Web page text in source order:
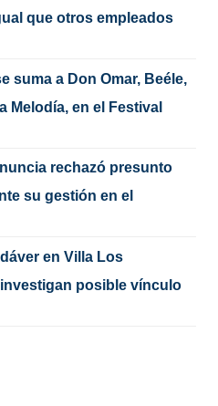
que otros empleados
suma a Don Omar, Beéle,
Melodía, en el Festival
rechazó presunto
su gestión en el
en Villa Los
posible vínculo